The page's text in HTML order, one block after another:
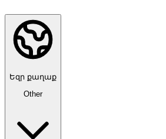
Եզր քաղաք
Other